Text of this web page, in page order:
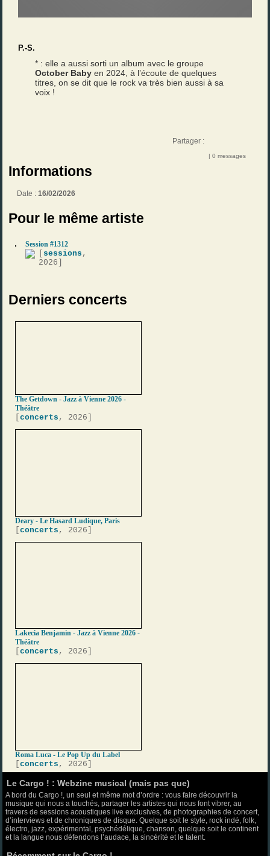
P.-S.
* : elle a aussi sorti un album avec le groupe
October Baby en 2024, à l’écoute de quelques
titres, on se dit que le rock va très bien aussi à sa
voix !
Partager :
| 0 messages
Informations
Date :16/02/2026
Pour le même artiste
Session #1312
sessions ,
2026]
Derniers concerts
The Getdown - Jazz à Vienne 2026 -
Théâtre
[concerts , 2026]
Deary - Le Hasard Ludique, Paris
[concerts , 2026]
Lakecia Benjamin - Jazz à Vienne 2026 -
Théâtre
[concerts , 2026]
Roma Luca - Le Pop Up du Label
[concerts , 2026]
Le Cargo ! : Webzine musical (mais pas que)
A bord du Cargo !, un seul et même mot d’ordre : vous faire découvrir la
musique qui nous a touchés, partager les artistes qui nous font vibrer, au
travers de sessions acoustiques live exclusives, de photographies de concert,
d’interviews et de chroniques de disque. Quelque soit le style, rock indé, folk,
électro, jazz, expérimental, psychédélique, chanson, quelque soit le continent
et la langue nous défendons l’audace, la sincérité et le talent.